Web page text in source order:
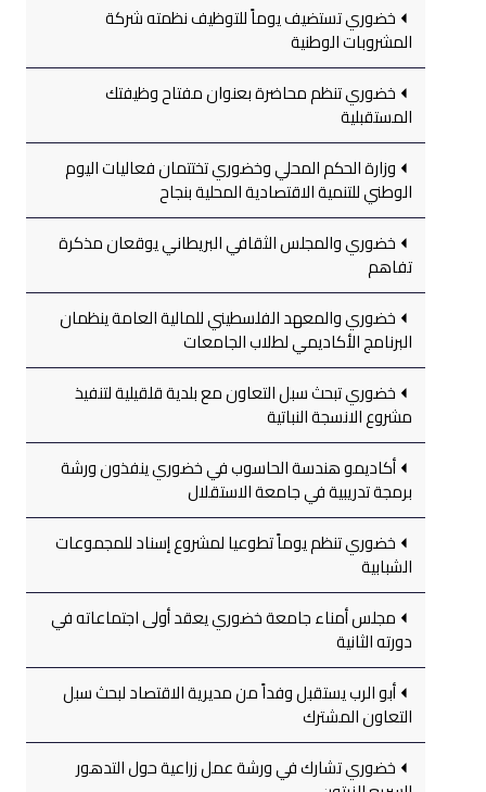
خضوري تستضيف يوماً للتوظيف نظمته شركة
المشروبات الوطنية
خضوري تنظم محاضرة بعنوان مفتاح وظيفتك
المستقبلية
وزارة الحكم المحلي وخضوري تختتمان فعاليات اليوم
الوطني للتنمية الاقتصادية المحلية بنجاح
خضوري والمجلس الثقافي البريطاني يوقعان مذكرة
تفاهم
خضوري والمعهد الفلسطيني للمالية العامة ينظمان
البرنامج الأكاديمي لطلاب الجامعات
خضوري تبحث سبل التعاون مع بلدية قلقيلية لتنفيذ
مشروع الانسجة النباتية
أكاديمو هندسة الحاسوب في خضوري ينفذون ورشة
برمجة تدريبية في جامعة الاستقلال
خضوري تنظم يوماً تطوعيا لمشروع إسناد للمجموعات
الشبابية
مجلس أمناء جامعة خضوري يعقد أولى اجتماعاته في
دورته الثانية
أبو الرب يستقبل وفداً من مديرية الاقتصاد لبحث سبل
التعاون المشترك
خضوري تشارك في ورشة عمل زراعية حول التدهور